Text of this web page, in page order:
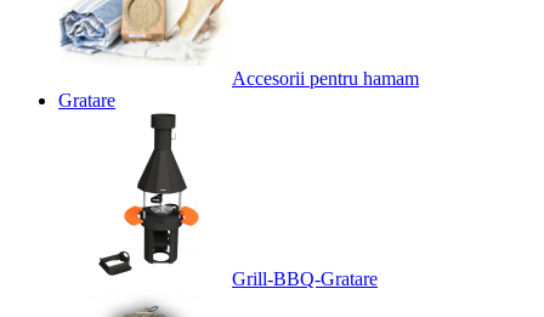
Accesorii pentru hamam
Gratare
Grill-BBQ-Gratare